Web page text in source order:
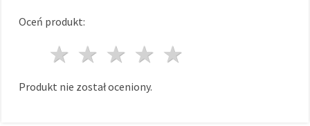
Oceń produkt:
4 gwiazdy
3 gwiazdy
2 gwiazdy
1 gwiazda
Produkt nie został oceniony.